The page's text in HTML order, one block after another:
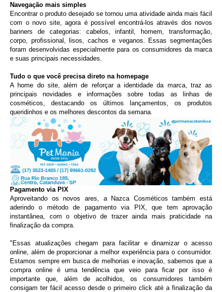
Navegação mais simples
Encontrar o produto desejado se tornou uma atividade ainda mais fácil
com o novo site, agora é possível encontrá-los através dos novos
banners de categorias: cabelos, infantil, homem, transformação,
corpo, profissional, lisos, cachos e veganos. Essas segmentações
foram desenvolvidas especialmente para os consumidores da marca
e suas principais necessidades.
Tudo o que você precisa direto na homepage
A home do site, além de reforçar a identidade da marca, traz as
principais novidades e informações sobre todas as linhas de
cosméticos, destacando os últimos lançamentos, os produtos
queridinhos e os melhores descontos da semana.
Pagamento via PIX
Aproveitando os novos ares, a Nazca Cosméticos também está
aderindo o método de pagamento via PIX, que tem aprovação
instantânea, com o objetivo de trazer ainda mais praticidade na
finalização da compra.
"Essas atualizações chegam para facilitar e dinamizar o acesso
online, além de proporcionar a melhor experiência para o consumidor.
Estamos sempre em busca de melhorias e inovação, sabemos que a
compra online é uma tendência que veio para ficar por isso é
importante que, além de acolhidos, os consumidores também
consigam ter fácil acesso desde o primeiro click até a finalização da